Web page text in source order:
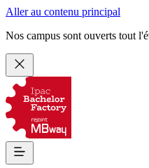
Aller au contenu principal
Nos campus sont ouverts tout